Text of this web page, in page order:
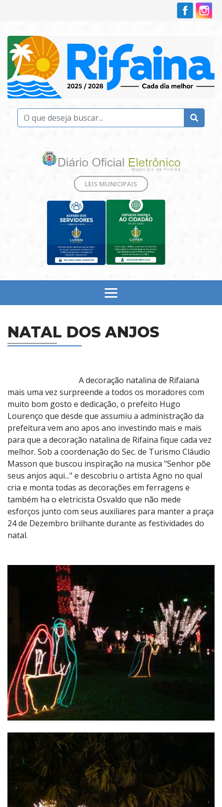
LEIS MUNICIPAIS
NATAL DOS ANJOS
A decoração natalina de Rifaiana
mais uma vez surpreende a todos os moradores com
muito bom gosto e dedicação, o prefeito Hugo
Lourenço que desde que assumiu a administração da
prefeitura vem ano apos ano investindo mais e mais
para que a decoração natalina de Rifaina fique cada vez
melhor. Sob a coordenação do Sec. de Turismo Cláudio
Masson que buscou inspiração na musica "Senhor põe
seus anjos aqui..." e descobriu o artista Agno no qual
cria e monta todas as decorações em ferragens e
também ha o eletricista Osvaldo que não mede
esforços junto com seus auxiliares para manter a praça
24 de Dezembro brilhante durante as festividades do
natal.